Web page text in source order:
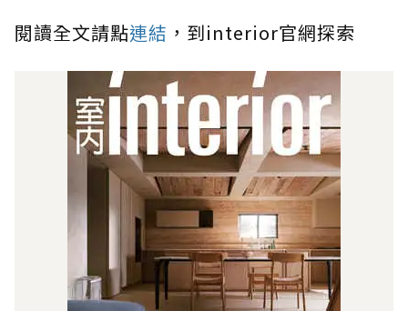
閱讀全⽂請點連結 ，到interior官網探索